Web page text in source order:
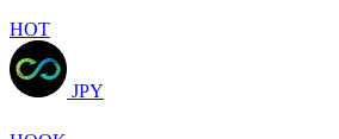
HOT
JPY